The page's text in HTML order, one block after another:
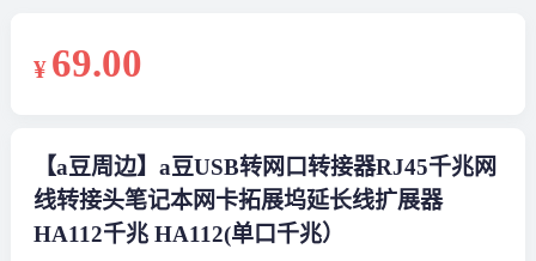
¥ 69.00
【a豆周边】a豆USB转网口转接器RJ45千兆网
线转接头笔记本网卡拓展坞延长线扩展器
HA112千兆 HA112(单口千兆）